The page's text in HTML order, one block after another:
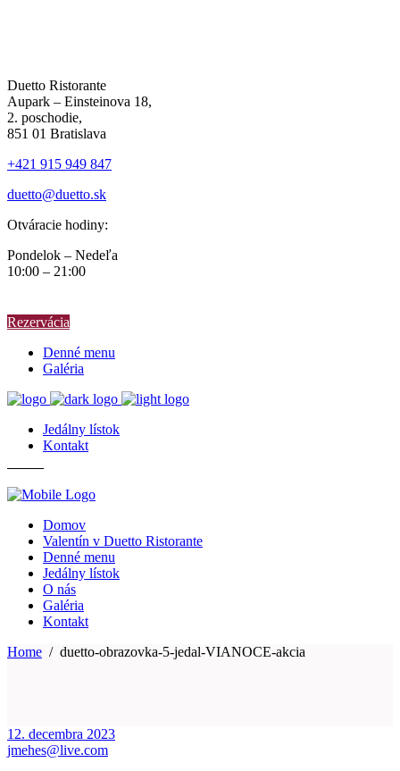
Duetto Ristorante
Aupark – Einsteinova 18,
2. poschodie,
851 01 Bratislava
+421 915 949 847
duetto@duetto.sk
Otváracie hodiny:
Pondelok – Nedeľa
10:00 – 21:00
Rezervácia
Denné menu
Galéria
Jedálny lístok
Kontakt
Domov
Valentín v Duetto Ristorante
Denné menu
Jedálny lístok
O nás
Galéria
Kontakt
Home / duetto-obrazovka-5-jedal-VIANOCE-akcia
12. decembra 2023
jmehes@live.com